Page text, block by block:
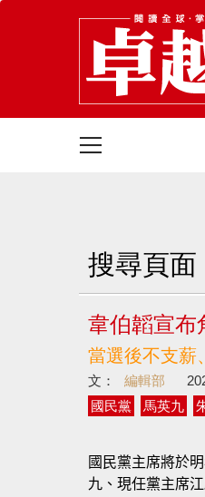
搜尋頁面
韋伯韜宣布
當選後不支薪
文： 編輯部
國民黨
馬英九
國民黨主席將於
九、現任黨主席